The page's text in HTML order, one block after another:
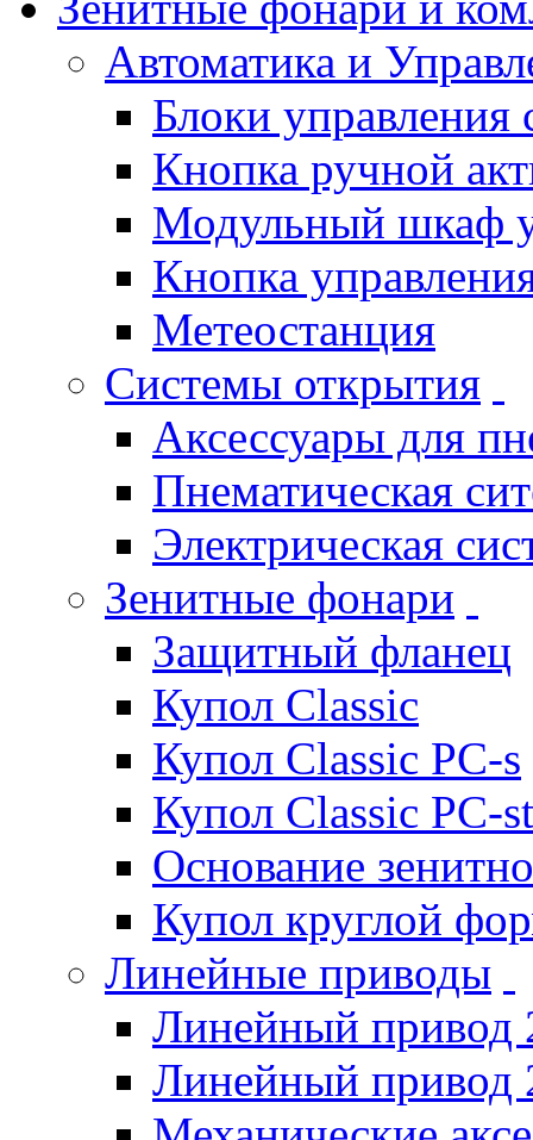
Автоматика и
Блоки
Кнопка ручной
Модульный шкаф
Кнопка
Метеостанция
Системы открытия
Аксессуары для
Пнематическая
Электрическая
Зенитные фонари
Защитный фланец
Купол Classic
Купол Classic PC-s
Купол Classic PC-st
Основание
Купол круглой
Линейные приводы
Линейный привод
Линейный привод